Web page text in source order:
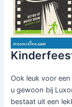
Ook leuk voor
u gewoon bij
bestaat uit een